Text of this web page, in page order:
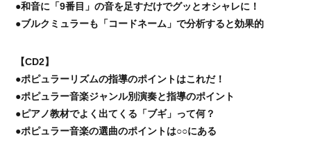
●和音に「9番目」の音を足すだけでグッとオシャレに！
●ブルクミュラーも「コードネーム」で分析すると効果的
【CD2】
●ポピュラーリズムの指導のポイントはこれだ！
●ポピュラー音楽ジャンル別演奏と指導のポイント
●ピアノ教材でよく出てくる「ブギ」って何？
●ポピュラー音楽の選曲のポイントは○○にある